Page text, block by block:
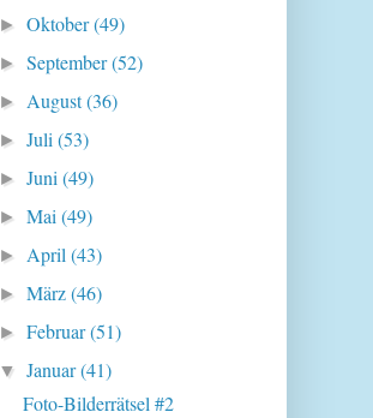
►Oktober(49)
►September(52)
► August(36)
►Juli(53)
►Juni(49)
►Mai(49)
► April(43)
►März(46)
►Februar(51)
▼Januar(41)
Foto-Bilderrätsel #2